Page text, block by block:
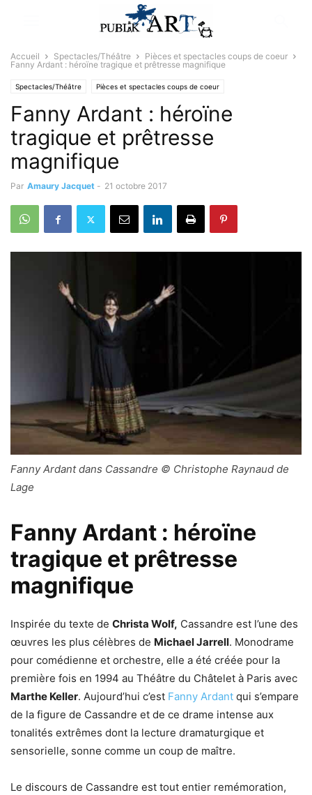
Accueil Spectacles/Théâtre
Pièces et spectacles coups de coeur
Fanny Ardant : héroïne tragique et prêtresse magnifique
Spectacles/Théâtre Pièces et spectacles coups de coeur
Fanny Ardant : héroïne
tragique et prêtresse
magnifique
Par Amaury Jacquet - 21 octobre 2017
Fanny Ardant dans Cassandre © Christophe Raynaud de
Lage
Fanny Ardant : héroïne
tragique et prêtresse
magnifique
Inspirée du texte de Christa Wolf, Cassandre est l’une des
œuvres les plus célèbres de Michael Jarrell. Monodrame
pour comédienne et orchestre, elle a été créée pour la
première fois en 1994 au Théâtre du Châtelet à Paris avec
Marthe Keller. Aujourd’hui c’est Fanny Ardant qui s’empare
de la figure de Cassandre et de ce drame intense aux
tonalités extrêmes dont la lecture dramaturgique et
sensorielle, sonne comme un coup de maître.
Le discours de Cassandre est tout entier remémoration,